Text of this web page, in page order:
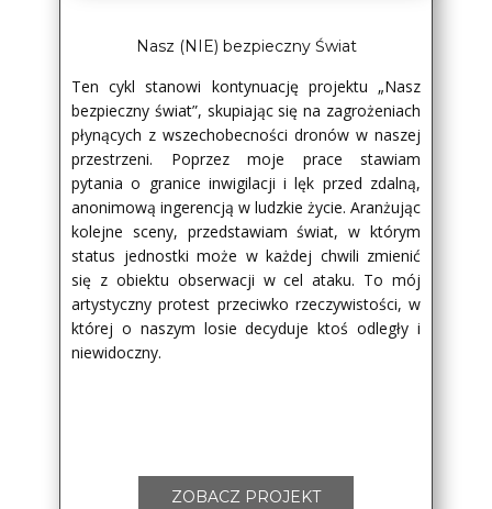
Nasz (NIE) bezpieczny Świat
Ten cykl stanowi kontynuację projektu „Nasz
bezpieczny świat”, skupiając się na zagrożeniach
płynących z wszechobecności dronów w naszej
przestrzeni. Poprzez moje prace stawiam
pytania o granice inwigilacji i lęk przed zdalną,
anonimową ingerencją w ludzkie życie. Aranżując
kolejne sceny, przedstawiam świat, w którym
status jednostki może w każdej chwili zmienić
się z obiektu obserwacji w cel ataku. To mój
artystyczny protest przeciwko rzeczywistości, w
której o naszym losie decyduje ktoś odległy i
niewidoczny.
ZOBACZ PROJEKT